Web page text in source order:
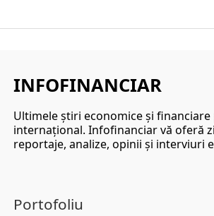
INFOFINANCIAR
Ultimele ştiri economice şi
internaţional. Infofinanciar vă oferă
reportaje, analize, opinii şi interviuri
Portofoliu